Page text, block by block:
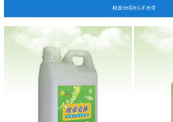
根源治理持久不反彈